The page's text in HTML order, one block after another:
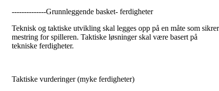
--------------Grunnleggende basket- ferdigheter
Teknisk og taktiske utvikling skal legges opp på en måte som sikrer
mestring for spilleren. Taktiske løsninger skal være basert på
tekniske ferdigheter.
Taktiske vurderinger (myke ferdigheter)